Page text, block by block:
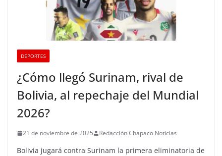
DEPORTES
¿Cómo llegó Surinam, rival de
Bolivia, al repechaje del Mundial
2026?
21 de noviembre de 2025 Redacción Chapaco Noticias
Bolivia jugará contra Surinam la primera eliminatoria de